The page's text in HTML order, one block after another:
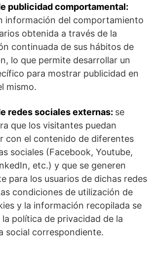
publicidad comportamental:
información del comportamiento
obtenida a través de la
continuada de sus hábitos de
lo que permite desarrollar un
para mostrar publicidad en
mismo.
redes sociales externas: se
que los visitantes puedan
con el contenido de diferentes
sociales (Facebook, Youtube,
etc.) y que se generen
para los usuarios de dichas redes
condiciones de utilización de
y la información recopilada se
política de privacidad de la
social correspondiente.